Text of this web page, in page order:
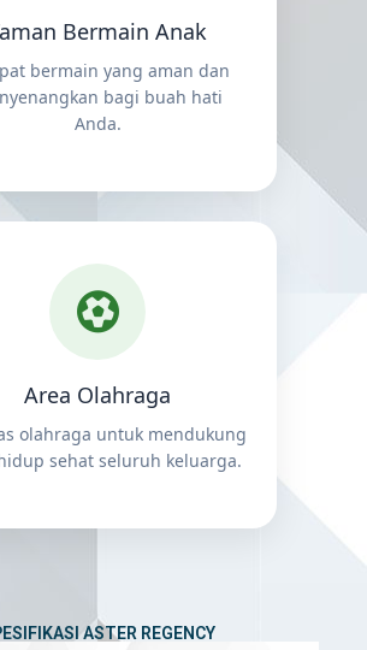
Bermain Anak
bermain yang aman dan
bagi buah hati
Anda.
Area Olahraga
olahraga untuk mendukung
sehat seluruh keluarga.
ASTER REGENCY